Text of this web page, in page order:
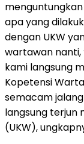
apa yang
dengan UKW
wartawan nanti,
kami langsung
Kopetensi
semacam
langsung terjun
(UKW),